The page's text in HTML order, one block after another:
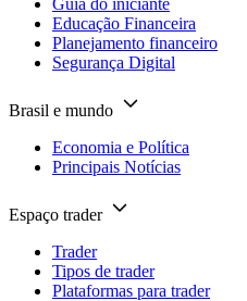
Guia do iniciante
Educação Financeira
Planejamento financeiro
Segurança Digital
Brasil e mundo
Economia e Política
Principais Notícias
Espaço trader
Trader
Tipos de trader
Plataformas para trader